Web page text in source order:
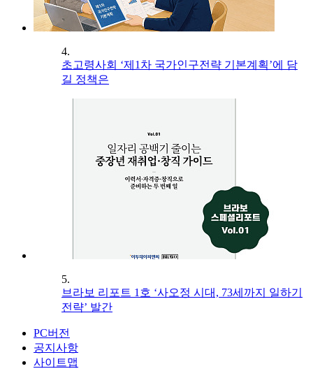
4.
초고령사회 ‘제1차 국가인구전략 기본계획’에 담
길 정책은
5.
브라보 리포트 1호 ‘사오정 시대, 73세까지 일하기
전략’ 발간
PC버전
공지사항
사이트맵